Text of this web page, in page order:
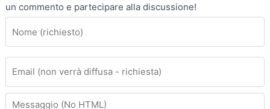
un commento e partecipare alla discussione!